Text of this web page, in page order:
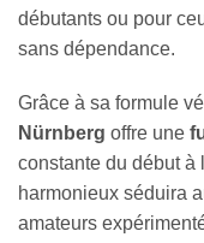
débutants ou pour
sans dépendance.
Grâce à sa formule
Nürnberg offre une
constante du début à
harmonieux séduira
amateurs